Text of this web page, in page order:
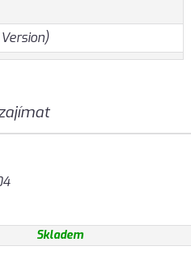
Skladem